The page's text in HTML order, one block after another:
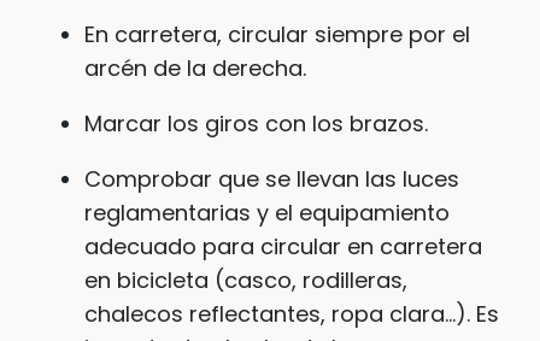
En carretera, circular siempre por el
arcén de la derecha.
Marcar los giros con los brazos.
Comprobar que se llevan las luces
reglamentarias y el equipamiento
adecuado para circular en carretera
en bicicleta (casco, rodilleras,
chalecos reflectantes, ropa clara…). Es